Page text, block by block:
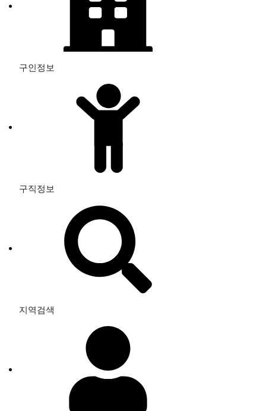
구인정보
구직정보
지역검색